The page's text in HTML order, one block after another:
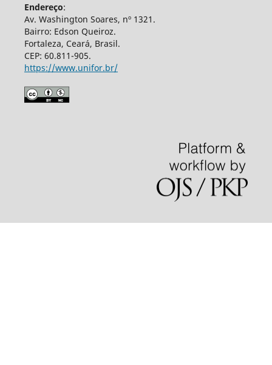
Endereço:
Av. Washington Soares, nº 1321.
Bairro: Edson Queiroz.
Fortaleza, Ceará, Brasil.
CEP: 60.811-905.
https://www.unifor.br/